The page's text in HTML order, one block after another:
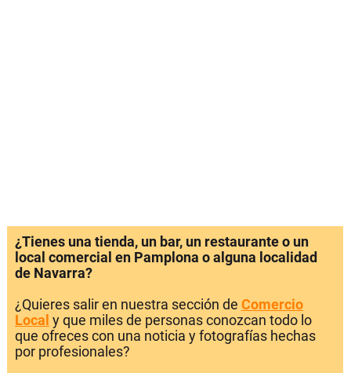
¿Tienes una tienda, un bar, un restaurante o un
local comercial en Pamplona o alguna localidad
de Navarra?
¿Quieres salir en nuestra sección de Comercio
Local y que miles de personas conozcan todo lo
que ofreces con una noticia y fotografías hechas
por profesionales?